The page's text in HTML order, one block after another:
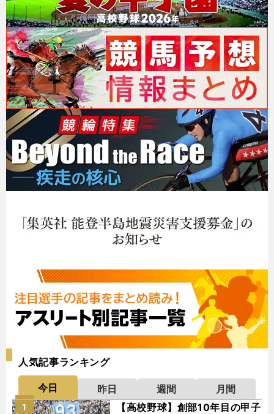
人気記事ランキング
今日 昨日 週間
月間
【高校野球】創部10年目の甲子
1